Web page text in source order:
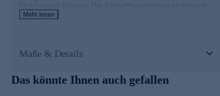
für knusprige Krusten. Die Antihaftbeschichtung gleitet sanft
durch Ihre Backwerke, ohne an beschichteten Formen oder
von Ihren kulinarischen Künsten begeistert sein.
Mehr lesen
Maße & Details
Das könnte Ihnen auch gefallen